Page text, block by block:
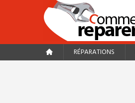
RÉPARATIONS